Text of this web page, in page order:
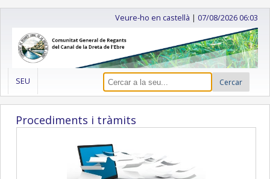
Veure-ho en castellà |07/08/2026 06:03
SEU Cercar
Procediments i tràmits